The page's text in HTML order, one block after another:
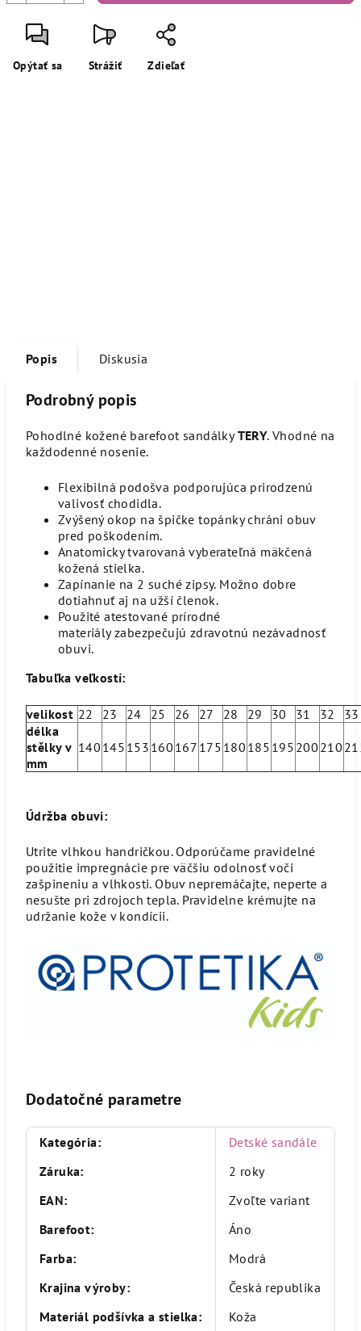
Opýtať sa Strážiť Zdieľať
Popis Diskusia
Podrobný popis
Pohodlné kožené barefoot sandálkyTERY. Vhodné na
každodenné nosenie.
Flexibilná podošva podporujúca prirodzenú
valivosť chodidla.
Zvýšený okop na špičke topánky chráni obuv
pred poškodením.
Anatomicky tvarovaná vyberateľná mäkčená
kožená stielka.
Zapínanie na 2 suché zipsy. Možno dobre
dotiahnuť aj na užší členok.
Použité atestované prírodné
materiály zabezpečujú zdravotnú nezávadnosť
obuvi.
Tabuľka veľkostí:
velikost 22 23 24 25 26 27 28 29 30 31 32
délka
stělky v
mm
140 145 153 160 167 175 180 185 195 200 210
Údržba obuvi:
Utrite vlhkou handričkou. Odporúčame pravidelné
použitie impregnácie pre väčšiu odolnosť voči
zašpineniu a vlhkosti. Obuv nepremáčajte, neperte a
nesušte pri zdrojoch tepla. Pravidelne krémujte na
udržanie kože v kondícii.
Dodatočné parametre
Kategória:
Detské sandále
Záruka:
2 roky
EAN:
Zvoľte variant
Barefoot:
Áno
Farba:
Modrá
Krajina výroby:
Česká republika
Materiál podšívka a stielka: Koža